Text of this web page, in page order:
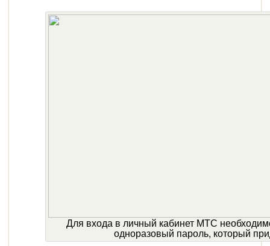
Для входа в личный кабинет МТС
одноразовый пароль, который